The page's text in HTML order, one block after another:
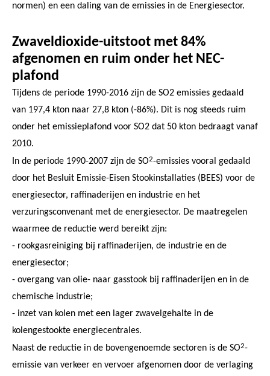
normen) en een daling van de emissies in de Energiesector.
Zwaveldioxide-uitstoot met 84%
afgenomen en ruim onder het NEC-
plafond
Tijdens de periode 1990-2016 zijn de SO2 emissies gedaald
van 197,4 kton naar 27,8 kton (-86%). Dit is nog steeds ruim
onder het emissieplafond voor SO2 dat 50 kton bedraagt vanaf
2010.
In de periode 1990-2007 zijn de SO2-emissies vooral gedaald
door het Besluit Emissie-Eisen Stookinstallaties (BEES) voor de
energiesector, raffinaderijen en industrie en het
verzuringsconvenant met de energiesector. De maatregelen
waarmee de reductie werd bereikt zijn:
- rookgasreiniging bij raffinaderijen, de industrie en de
energiesector;
- overgang van olie- naar gasstook bij raffinaderijen en in de
chemische industrie;
- inzet van kolen met een lager zwavelgehalte in de
kolengestookte energiecentrales.
Naast de reductie in de bovengenoemde sectoren is de SO2-
emissie van verkeer en vervoer afgenomen door de verlaging